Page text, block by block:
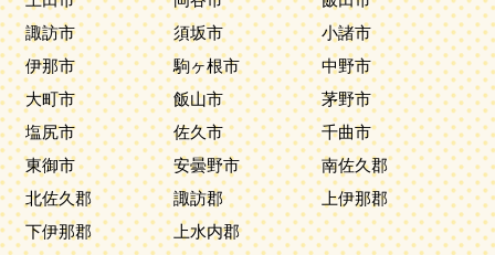
諏訪市
須坂市
小諸市
伊那市
駒ヶ根市
中野市
大町市
飯山市
茅野市
塩尻市
佐久市
千曲市
東御市
安曇野市
南佐久郡
北佐久郡
諏訪郡
上伊那郡
下伊那郡
上水内郡